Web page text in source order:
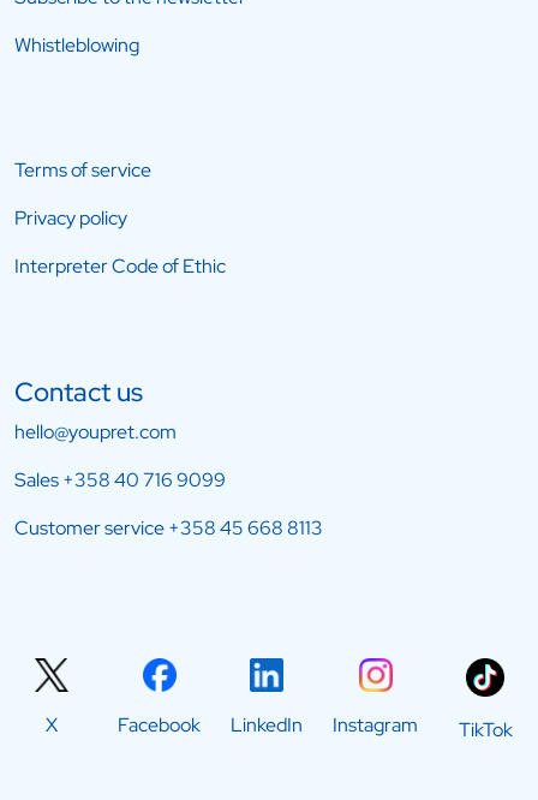
Whistleblowing
Terms of service
Privacy policy
Interpreter Code of Ethic
Contact us
hello@youpret.com
Sales+358 40 716 9099
Customer service+358 45 668 8113
X Facebook LinkedIn Instagram TikTok